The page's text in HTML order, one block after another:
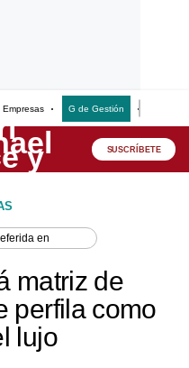
Empresas G de Gestión
SUSCRÍBETE
en
matriz de
perfila como
lujo